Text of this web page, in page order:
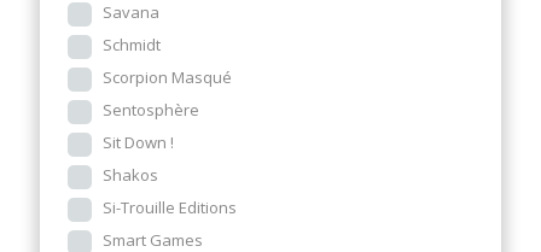
Savana
Schmidt
Scorpion Masqué
Sentosphère
Sit Down !
Shakos
Si-Trouille Editions
Smart Games